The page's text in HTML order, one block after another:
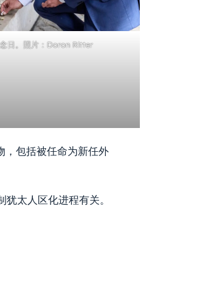
日。照片：Doron Ritter
，包括被任命为新任外
太人区化进程有关。